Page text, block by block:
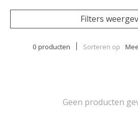
Filters
0 producten Sorteren op
Geen producten